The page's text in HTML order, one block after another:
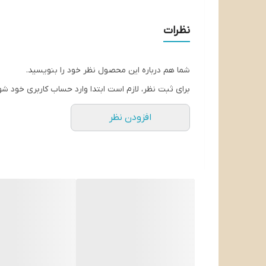
نظرات
شما هم درباره این محصول نظر خود را بنویسید.
برای ثبت نظر، لازم است ابتدا وارد حساب کاربری خود
افزودن نظر